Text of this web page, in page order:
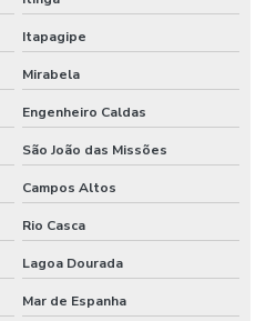
Itapagipe
Mirabela
Engenheiro Caldas
São João das Missões
Campos Altos
Rio Casca
Lagoa Dourada
Mar de Espanha